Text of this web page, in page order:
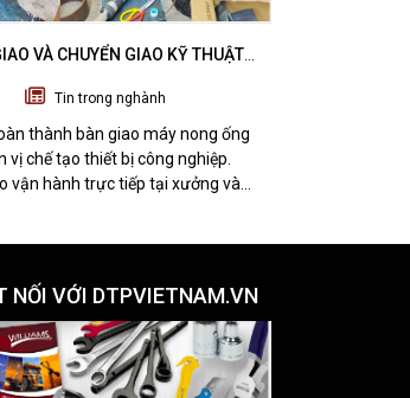
VÀ CHUYỂN GIAO KỸ THUẬT
Tin trong nghành
thành bàn giao máy nong ống
vị chế tạo thiết bị công nghiệp.
vận hành trực tiếp tại xưởng và
NỐI VỚI DTPVIETNAM.VN